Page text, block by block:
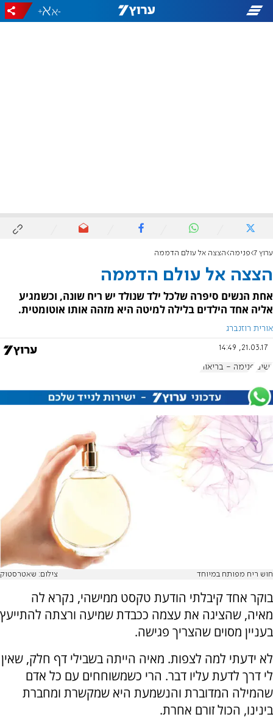
-
+
ערוץ 7 פנימה הצצה אל עולם הדממה
הצצה אל עולם הדממה
אחת הנשים סיפרה שלכל ילד שנולד יש ריח שונה, וכשמגיע
אליה אחד הילדים בלילה למיטה היא מזהה אותו אוטומטית.
אורית רוזנברג
21.03.17, 14:49
נשים פנימה - בריאות
חוש ריח מפותח במיוחד צילום: שאטרסטוק
בוקר אחד קיבלתי הודעת טקסט ממישהי, נקרא לה
מאיה, שהציגה את עצמה ככבדת שמיעה ורצתה להתייעץ
בעניין מסוים שהצריך פגישה.
לא ידעתי למה לצפות. מאיה הייתה בשבילי דף חלק, שאין
לי דרך לדעת עליו דבר. הרי כשמשוחחים עם כל אדם
שהמילה המדוברת והנשמעת היא שמקשרת ומחברת
בינינו, הכול זורם אחרת.